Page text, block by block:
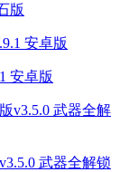
版
安卓版
武器全解锁